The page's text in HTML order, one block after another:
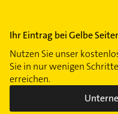
Ihr Eintrag bei Gelbe
Nutzen Sie unser
Sie in nur wenigen
erreichen.